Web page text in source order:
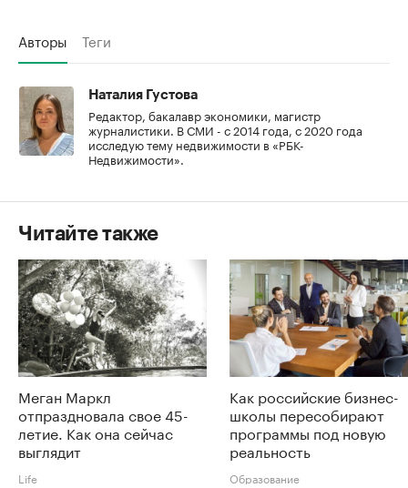
Авторы Теги
Наталия Густова
Редактор, бакалавр экономики, магистр
журналистики. В СМИ - с 2014 года, с 2020 года
исследую тему недвижимости в «РБК-
Недвижимости».
Читайте также
Меган Маркл
отпраздновала свое 45-
летие. Как она сейчас
выглядит
Life
Как российские бизнес-
школы пересобирают
программы под новую
реальность
Образование